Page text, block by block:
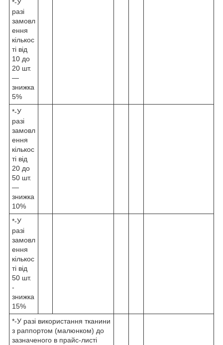
*-У
разі
замовл
ення
кількос
ті від
10 до
20 шт.
—
знижка
5%
*-У
разі
замовл
ення
кількос
ті від
20 до
50 шт.
—
знижка
10%
*-У
разі
замовл
ення
кількос
ті від
50 шт.
-
знижка
15%
*-У разі використання тканини
з раппортом (малюнком) до
зазначеного в прайс-листі